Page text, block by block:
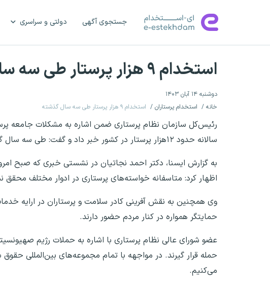
جستجوی آگهی دولتی و سراسری
استخدام ۹ هزار پرستار طی سه سال گذشته
دوشنبه ۱۴ آبان ۱۴۰۳
خانه
استخدام پرستاران استخدام ۹ هزار پرستار طی سه سال گذشته
رئیس‌کل سازمان نظام پرستاری ضمن اشاره به مشکلات جامعه
سالانه حدود ۱۲هزار پرستار در کشور خبر داد و گفت: طی سه سال گذشته حدود ۹هزار پرستار نیز استخدام شده‌اند.
اظهار کرد: متاسفانه خواسته‌های پرستاری در ادوار مختلف محقق
وی همچنین به نقش آفرینی کادر سلامت و پرستاران در ارایه
حمایتگر همواره در کنار مردم حضور دارند.
عضو شورای عالی نظام پرستاری با اشاره به حملات رژیم
حمله قرار گیرند. در مواجهه با تمام مجموعه‌های بین‌المللی
می‌کنیم.